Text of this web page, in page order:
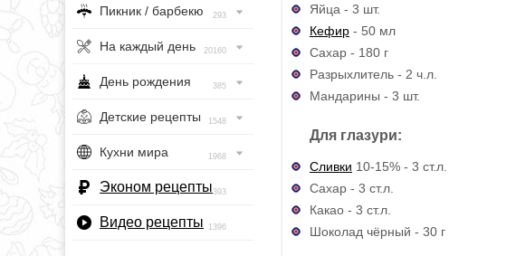
Пикник / барбекю 293
На каждый день 20160
День рождения 385
Детские рецепты 1548
Кухни мира 1968
Эконом рецепты393
Видео рецепты 1396
Яйца - 3 шт.
Кефир - 50 мл
Сахар - 180 г
Разрыхлитель - 2 ч.л.
Мандарины - 3 шт.
Для глазури:
Сливки 10-15% - 3 ст.л.
Сахар - 3 ст.л.
Какао - 3 ст.л.
Шоколад чёрный - 30 г